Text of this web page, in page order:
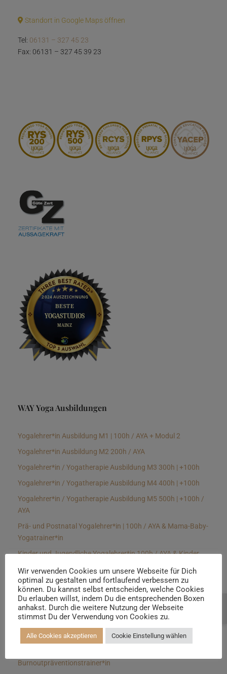
Standort in Google Maps öffnen
Tel: 06131 – 327 45 23
Fax: 06131 – 327 45 39 23
WAY Yoga Ausbildungen
Yogalehrer*in Ausbildung M1 | 100h / AYA + Modul 2
Yogalehrer*in Ausbildung M2 200h / AYA
Yogalehrer*in / Yogatherapie Ausbildung M3 300h | +100h
Yogalehrer*in / Yogatherapie Ausbildung M4 400h | +100h
Yogalehrer*in / Yogatherapie Ausbildung M5 500h | +100h /
AYA
Prä- und Postnatal Yogalehrer*in | 100h / AYA & Mama-Baby-
Yogatrainer*in
Kinder und Jugendliche Yogalehrer*in 100h / AYA & Kinder
Yin Yogalehrer*in | 100 h & Faszientrainer*in
Hormon Yogalehrer*in / Yogatherapeut*in &
Stressmanagementtrainer*in | 70h
Longevitytrainer*in
Burnoutpräventionstrainer*in
Wir verwenden Cookies um unsere Webseite für Dich
optimal zu gestalten und fortlaufend verbessern zu
können. Du kannst selbst entscheiden, welche Cookies
Du erlauben willst, indem Du die entsprechenden Boxen
anhakst. Durch die weitere Nutzung der Webseite
stimmst Du der Verwendung von Cookies zu.
Alle Cookies akzeptieren Cookie Einstellung wählen
Beratung buchen